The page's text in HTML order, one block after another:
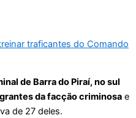
traficantes do Comando
de Barra do Piraí, no sul
da facção criminosa e
de 27 deles.